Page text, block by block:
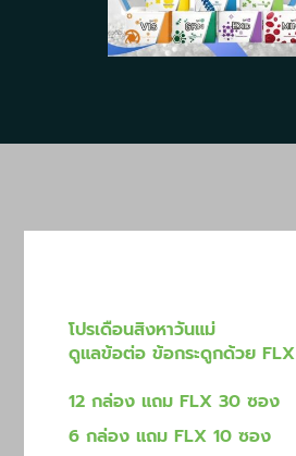
โปรเดือนสิงหาวันแม่
ดูแลข้อต่อ ข้อกระดูกด้วย FLX
12 กล่อง แถม FLX 30 ซอง
6 กล่อง แถม FLX 10 ซอง